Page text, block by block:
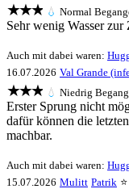
★★★ 💧 Normal
Sehr wenig Wasser zur
Auch mit dabei waren:
16.07.2026 Val Grande
★★★ 💧 Niedrig
Erster Sprung nicht
dafür können die
machbar.
Auch mit dabei waren:
15.07.2026 Mulitt Patrik ⭐